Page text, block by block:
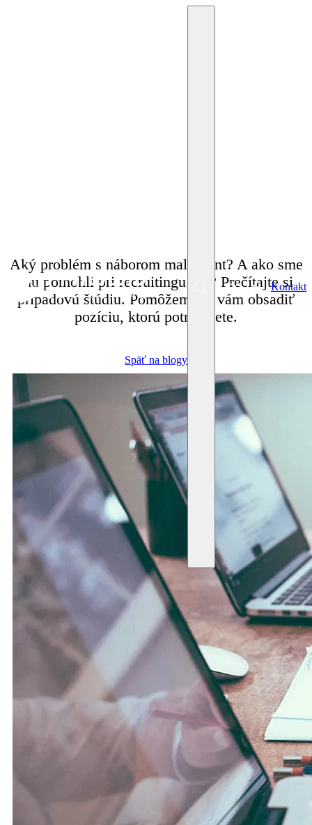
Menu
SK
Kontakt
Aký problém s náborom mal klient? A ako sme
mu pomohli pri recruitingu my? Prečítajte si
prípadovú štúdiu. Pomôžeme aj vám obsadiť
pozíciu, ktorú potrebujete.
Späť na blogy